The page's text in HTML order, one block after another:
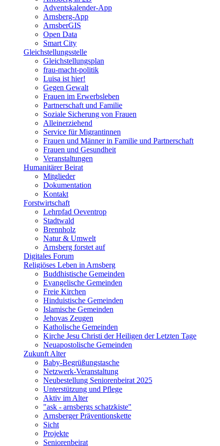
Adventskalender-App
Arnsberg-App
ArnsberGIS
Open Data
Smart City
Gleichstellungsstelle
Gleichstellungsplan
frau-macht-politik
Luisa ist hier!
Gegen Gewalt
Frauen im Erwerbsleben
Partnerschaft und Familie
Soziale Sicherung von Frauen
Alleinerziehend
Service für Migrantinnen
Frauen und Männer in Familie und Partnerschaft
Frauen und Gesundheit
Veranstaltungen
Humanitärer Beirat
Mitglieder
Dokumentation
Kontakt
Forstwirtschaft
Lehrpfad Oeventrop
Stadtwald
Brennholz
Natur & Umwelt
Arnsberg forstet auf
Digitales Forum
Religiöses Leben in Arnsberg
Buddhistische Gemeinden
Evangelische Gemeinden
Freie Kirchen
Hinduistische Gemeinden
Islamische Gemeinden
Jehovas Zeugen
Katholische Gemeinden
Kirche Jesu Christi der Heiligen der Letzten Tage
Neuapostolische Gemeinden
Zukunft Alter
Baby-Begrüßungstasche
Netzwerk-Veranstaltung
Neubestellung Seniorenbeirat 2025
Unterstützung und Pflege
Aktiv im Alter
"ask - arnsbergs schatzkiste"
Arnsberger Präventionskette
Sicht
Projekte
Seniorenbeirat